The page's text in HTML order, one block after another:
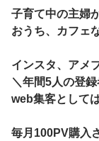
子育て中の主婦
おうち、カフェ
インスタ、アメ
＼年間5人の登
web集客として
毎月100PV購入